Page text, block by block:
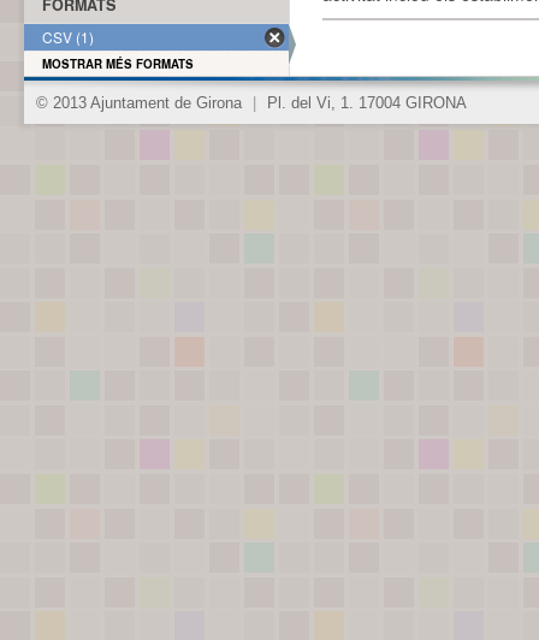
FORMATS
CSV (1)
MOSTRAR MÉS FORMATS
© 2013 Ajuntament de Girona Pl. del Vi, 1. 17004 GIRONA